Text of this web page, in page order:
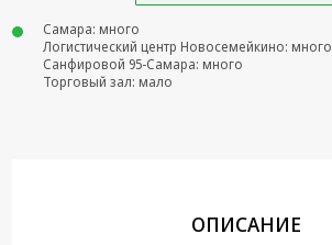
Батарейки,
Зарядные
устройства,
Адаптеры
питания
Самара: много
Логистический центр Новосемейкино: много
Санфировой 95-Самара: много
Торговый зал: мало
ОПИСАНИЕ